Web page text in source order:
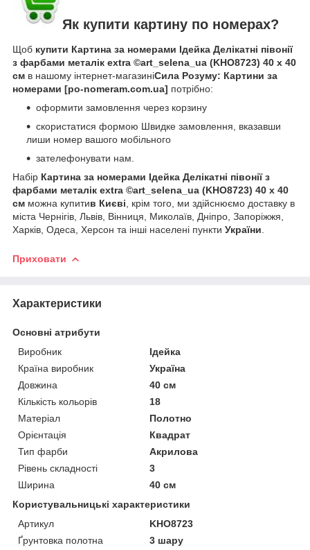
Як купити картину по номерах?
Щоб купити Картина за номерами Ідейка Делікатні півонії
з фарбами металік extra ©art_selena_ua (KHO8723) 40 х 40
см в нашому інтернет-магазиніСила Розуму: Картини за
номерами [po-nomeram.com.ua] потрібно:
оформити замовлення через корзину
скористатися формою Швидке замовлення, вказавши
лиши номер вашого мобільного
зателефонувати нам.
Набір Картина за номерами Ідейка Делікатні півонії з
фарбами металік extra ©art_selena_ua (KHO8723) 40 х 40
см можна купитив Києві , крім того, ми здійснюємо доставку в
міста Чернігів, Львів, Вінниця, Миколаїв, Дніпро, Запоріжжя,
Харків, Одеса, Херсон та інші населені пункти України
Приховати
Характеристики
Основні атрибути
Виробник
Ідейка
Країна виробник
Україна
Довжина
40 см
Кількість кольорів
18
Матеріал
Полотно
Орієнтація
Квадрат
Тип фарби
Акрилова
Рівень складності
3
Ширина
40 см
Користувальницькі характеристики
Артикул
KHO8723
Ґрунтовка полотна
3 шару